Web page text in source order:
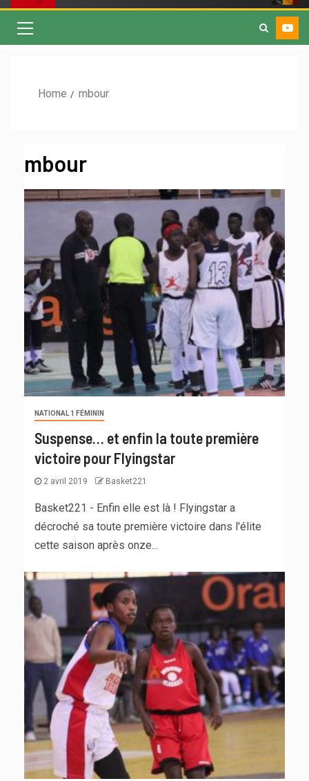
Home mbour
mbour
NATIONAL 1 FÉMININ
Suspense… et enfin la toute première
victoire pour Flyingstar
2 avril 2019 Basket221
Basket221 - Enfin elle est là ! Flyingstar a
décroché sa toute première victoire dans l'élite
cette saison après onze...